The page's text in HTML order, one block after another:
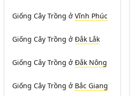
Giống Cây Trồng ở Vĩnh Phúc
Giống Cây Trồng ở Đắk Lắk
Giống Cây Trồng ở Đắk Nông
Giống Cây Trồng ở Bắc Giang